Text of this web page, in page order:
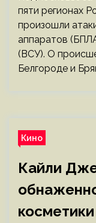
пяти регионах
произошли
аппаратов
(ВСУ). О
Белгороде и
Кино
Кайли
косметики